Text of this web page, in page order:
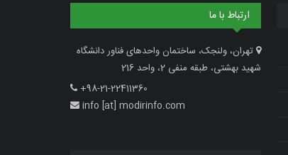
ارتباط با ما
تهران، ولنجک، ساختمان واحدهای فناور دانشگاه
شهید بهشتی، طبقه منفی 2، واحد 216
+98-21-22411360
info [at] modirinfo.com